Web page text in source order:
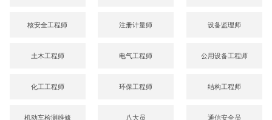
核安全工程师 注册计量师 设备监理师
土木工程师 电气工程师 公用设备工程师
化工工程师 环保工程师 结构工程师
机动车检测维修 八大员 通信安全员